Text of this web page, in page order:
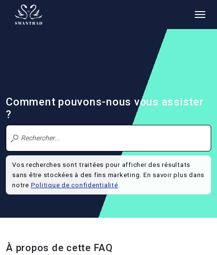
Comment pouvons-nous vous assister
?
Vos recherches sont traitées pour afficher des résultats
sans être stockées à des fins marketing. En savoir plus dans
notre Politique de confidentialité.
À propos de cette FAQ